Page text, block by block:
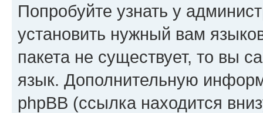
Попробуйте узнать у
установить нужный вам
пакета не существует, то вы
язык. Дополнительную
phpBB (ссылка находится